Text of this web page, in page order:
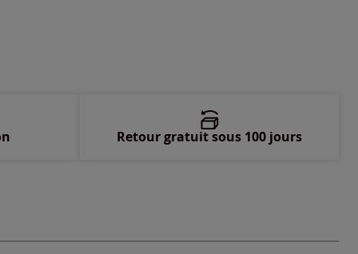
Retour gratuit sous 100 jours